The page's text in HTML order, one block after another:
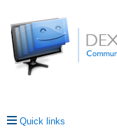
Quick links